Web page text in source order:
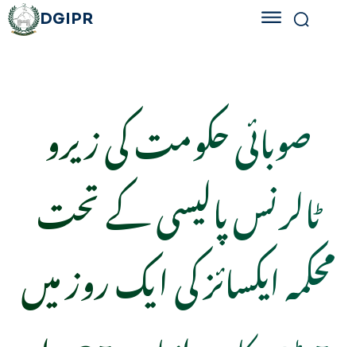
DGIPR
صوبائی حکومت کی زیرو
ٹالرنس پالیسی کے تحت
محکمہ ایکسائز کی ایک روز میں